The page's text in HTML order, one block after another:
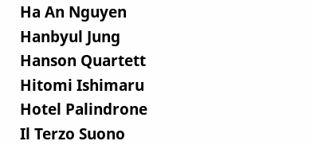
Ha An Nguyen
Hanbyul Jung
Hanson Quartett
Hitomi Ishimaru
Hotel Palindrone
Il Terzo Suono